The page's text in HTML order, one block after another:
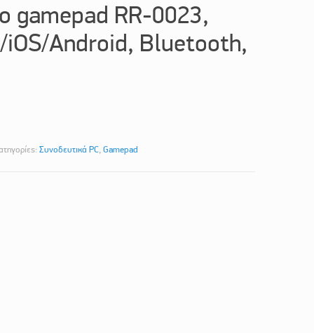
gamepad RR-0023,
iOS/Android, Bluetooth,
Συνοδευτικά PC, Gamepad